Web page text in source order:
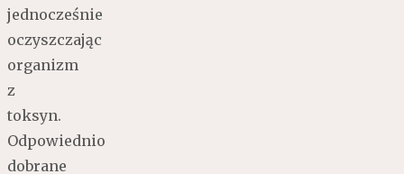
jednocześnie
oczyszczając
organizm
z
toksyn.
Odpowiednio
dobrane